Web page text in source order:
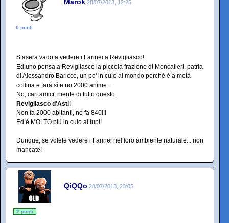
Marok 28/07/2013, 12:25
0 punti
Stasera vado a vedere i Farinei a Revigliasco!
Ed uno pensa a Revigliasco la piccola frazione di Moncalieri, patria
di Alessandro Baricco, un po' in culo al mondo perché è a metà
collina e farà sì e no 2000 anime...
No, cari amici, niente di tutto questo.
Revigliasco d'Asti!
Non fa 2000 abitanti, ne fa 840!!!
Ed è MOLTO più in culo ai lupi!
Dunque, se volete vedere i Farinei nel loro ambiente naturale... non
mancate!
QiQQo 28/07/2013, 23:05
2 punti